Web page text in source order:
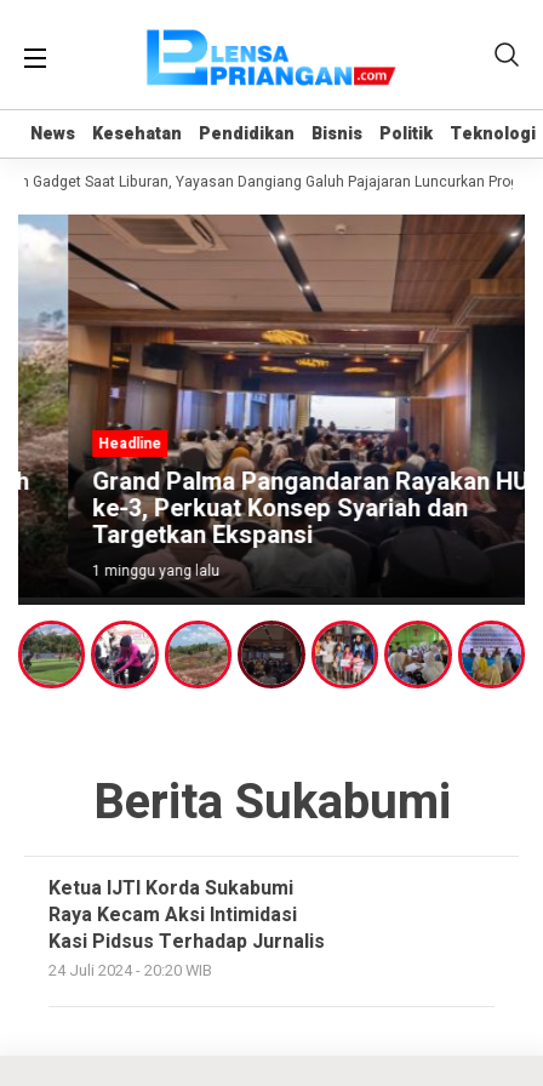
News Kesehatan Pendidikan Bisnis Politik Teknologi
News Kesehatan Pendidikan Bisnis Politik Teknologi
Gadget Saat Liburan, Yayasan Dangiang Galuh Pajajaran Luncurkan
Headline
Grand Palma Pangandaran Rayakan HUT
ke-3, Perkuat Konsep Syariah dan
Targetkan Ekspansi
1 minggu yang lalu
Berita Sukabumi
Ketua IJTI Korda Sukabumi
Raya Kecam Aksi Intimidasi
Kasi Pidsus Terhadap Jurnalis
24 Juli 2024 - 20:20 WIB